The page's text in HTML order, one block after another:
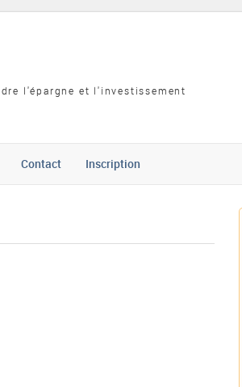
l'épargne et l'investissement
Contact Inscription